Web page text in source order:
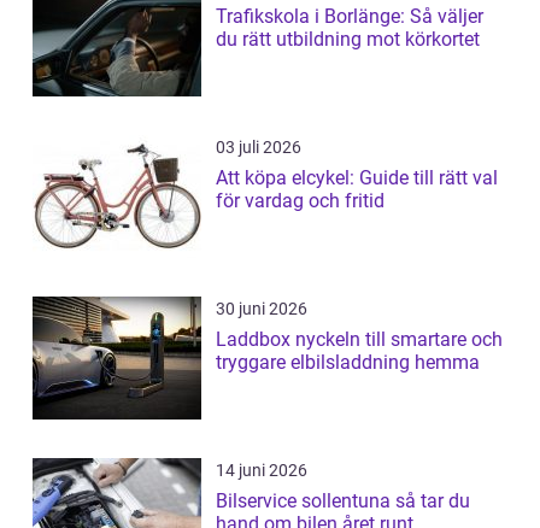
Trafikskola i Borlänge: Så väljer
du rätt utbildning mot körkortet
03 juli 2026
Att köpa elcykel: Guide till rätt val
för vardag och fritid
30 juni 2026
Laddbox nyckeln till smartare och
tryggare elbilsladdning hemma
14 juni 2026
Bilservice sollentuna så tar du